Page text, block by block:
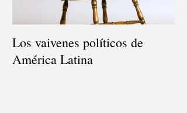
Los vaivenes políticos de
América Latina